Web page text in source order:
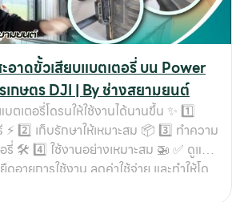
อาดขั้วเสียบแบตเตอรี่ บน Power
เกษตร DJI | By ช่างสยามยนต์
ตเตอรี่โดรนให้ใช้งานได้นานขึ้น ✨ 1️⃣
2️⃣ เก็บรักษาให้เหมาะสม 📦 3️⃣ ทำความ
รี่ 🛠️ 4️⃣ ใช้งานอย่างเหมาะสม 🚁 ✅ ดูแล
อายุการใช้งาน ลดค่าใช้จ่าย และทำให้โด
มื่อ ! 🚜💨